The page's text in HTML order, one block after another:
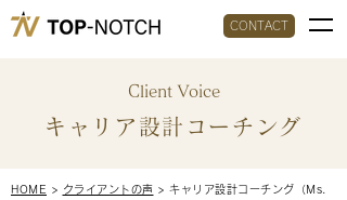
CONTACT
Client Voice
キャリア設計コーチング
HOME > クライアントの声 > キャリア設計コーチング（Ms.